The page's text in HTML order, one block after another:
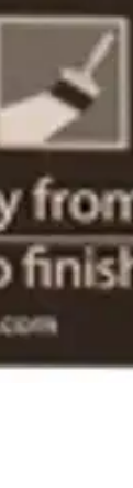
on puutteita
5 %.*